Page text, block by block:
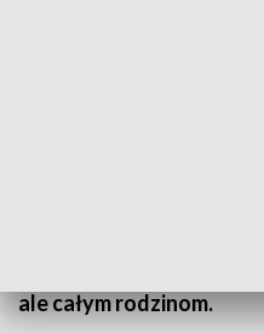
ale całym rodzinom.